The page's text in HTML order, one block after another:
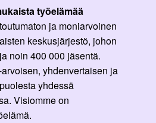
työelämää
ja moniarvoinen
keskusjärjestö, johon
noin 400 000 jäsentä.
yhdenvertaisen ja
yhdessä
Visiomme on